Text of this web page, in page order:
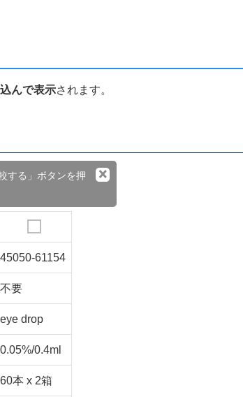
んで表示されます。
する」ボタンを押
×
45050-61154
不要
eye drop
0.05%/0.4ml
60本 x 2箱